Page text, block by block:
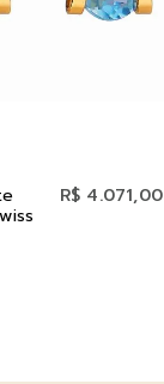
R$ 4.071,00